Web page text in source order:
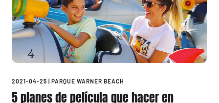
2021-04-25 PARQUE WARNER BEACH
5 planes de película que hacer en